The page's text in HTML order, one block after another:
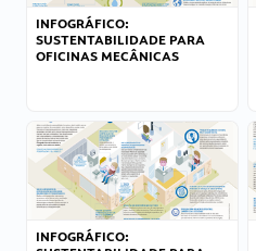
INFOGRÁFICO:
SUSTENTABILIDADE PARA
OFICINAS MECÂNICAS
INFOGRÁFICO: